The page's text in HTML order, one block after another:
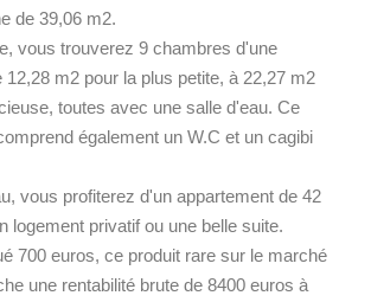
de 39,06 m2.
vous trouverez 9 chambres d'une
12,28 m2 pour la plus petite, à 22,27 m2
toutes avec une salle d'eau. Ce
également un W.C et un cagibi
vous profiterez d'un appartement de 42
logement privatif ou une belle suite.
700 euros, ce produit rare sur le marché
une rentabilité brute de 8400 euros à